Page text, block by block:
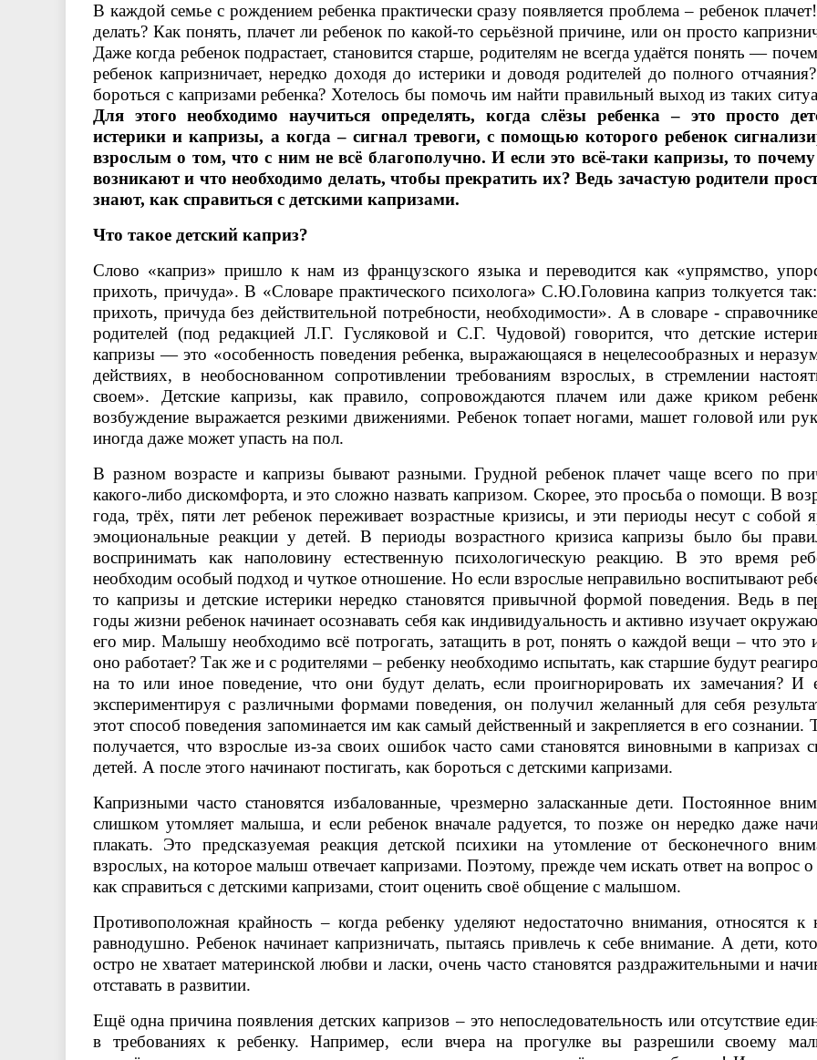
В каждой семье с рождением ребенка практически сразу появляется проблема – ребенок
делать? Как понять, плачет ли ребенок по какой-то серьёзной причине, или он просто
Даже когда ребенок подрастает, становится старше, родителям не всегда удаётся понять —
ребенок капризничает, нередко доходя до истерики и доводя родителей до полного
бороться с капризами ребенка? Хотелось бы помочь им найти правильный выход из таких
Для этого необходимо научиться определять, когда слёзы ребенка – это просто
истерики и капризы, а когда – сигнал тревоги, с помощью которого ребенок
взрослым о том, что с ним не всё благополучно. И если это всё-таки капризы, то
возникают и что необходимо делать, чтобы прекратить их? Ведь зачастую родители
знают, как справиться с детскими капризами.
Что такое детский каприз?
Слово «каприз» пришло к нам из французского языка и переводится как «упрямство,
прихоть, причуда». В «Словаре практического психолога» С.Ю.Головина каприз толкуется
прихоть, причуда без действительной потребности, необходимости». А в словаре -
родителей (под редакцией Л.Г. Гусляковой и С.Г. Чудовой) говорится, что детские
капризы — это «особенность поведения ребенка, выражающаяся в нецелесообразных и
действиях, в необоснованном сопротивлении требованиям взрослых, в стремлении
своем». Детские капризы, как правило, сопровождаются плачем или даже криком
возбуждение выражается резкими движениями. Ребенок топает ногами, машет головой или
иногда даже может упасть на пол.
В разном возрасте и капризы бывают разными. Грудной ребенок плачет чаще всего по
какого-либо дискомфорта, и это сложно назвать капризом. Скорее, это просьба о помощи. В
года, трёх, пяти лет ребенок переживает возрастные кризисы, и эти периоды несут с собой
эмоциональные реакции у детей. В периоды возрастного кризиса капризы было бы
воспринимать как наполовину естественную психологическую реакцию. В это время
необходим особый подход и чуткое отношение. Но если взрослые неправильно воспитывают
то капризы и детские истерики нередко становятся привычной формой поведения. Ведь в
годы жизни ребенок начинает осознавать себя как индивидуальность и активно изучает
его мир. Малышу необходимо всё потрогать, затащить в рот, понять о каждой вещи – что это
оно работает? Так же и с родителями – ребенку необходимо испытать, как старшие будут
на то или иное поведение, что они будут делать, если проигнорировать их замечания? И
экспериментируя с различными формами поведения, он получил желанный для себя
этот способ поведения запоминается им как самый действенный и закрепляется в его сознании.
получается, что взрослые из-за своих ошибок часто сами становятся виновными в капризах
детей. А после этого начинают постигать, как бороться с детскими капризами.
Капризными часто становятся избалованные, чрезмерно заласканные дети. Постоянное
слишком утомляет малыша, и если ребенок вначале радуется, то позже он нередко даже
плакать. Это предсказуемая реакция детской психики на утомление от бесконечного
взрослых, на которое малыш отвечает капризами. Поэтому, прежде чем искать ответ на вопрос
как справиться с детскими капризами, стоит оценить своё общение с малышом.
Противоположная крайность – когда ребенку уделяют недостаточно внимания, относятся к
равнодушно. Ребенок начинает капризничать, пытаясь привлечь к себе внимание. А дети,
остро не хватает материнской любви и ласки, очень часто становятся раздражительными и
отставать в развитии.
Ещё одна причина появления детских капризов – это непоследовательность или отсутствие
в требованиях к ребенку. Например, если вчера на прогулке вы разрешили своему